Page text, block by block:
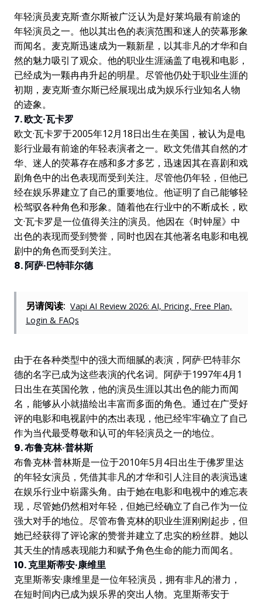
年轻演员麦克斯·查尔斯被广泛认为是好莱坞最有前途的
年轻演员之一。他以其出色的表演范围和迷人的荧幕形象
而闻名。麦克斯迅速成为一颗新星，以其非凡的才华和自
然的魅力吸引了观众。他的职业生涯涵盖了电视和电影，
已经成为一颗冉冉升起的明星。尽管他仍处于职业生涯的
初期，麦克斯·查尔斯已经展现出成为娱乐行业知名人物
的迹象。
7. 欧文·瓦卡罗
欧文·瓦卡罗于2005年12月18日出生在美国，被认为是电
影行业最有前途的年轻表演者之一。欧文凭借其自然的才
华、迷人的荧幕存在感和多才多艺，迅速因其在喜剧和戏
剧角色中的出色表现而受到关注。尽管他仍年轻，但他已
经在娱乐界建立了自己的重要地位。他证明了自己能够轻
松驾驭各种角色和形象。随着他在行业中的不断成长，欧
文·瓦卡罗是一位值得关注的演员。他因在《时钟屋》中
出色的表现而受到赞誉，同时也因在其他著名电影和电视
剧中的角色而受到关注。
8. 阿萨·巴特菲尔德
另请阅读: Vapi AI Review 2026: AI, Pricing, Free Plan,
Login & FAQs
由于在各种类型中的强大而细腻的表演，阿萨·巴特菲尔
德的名字已成为这些表演的代名词。阿萨于1997年4月1
日出生在英国伦敦，他的演员生涯以其出色的能力而闻
名，能够从小就描绘出丰富而多面的角色。通过在广受好
评的电影和电视剧中的杰出表现，他已经牢牢确立了自己
作为当代最受尊敬和认可的年轻演员之一的地位。
9. 布鲁克林·普林斯
布鲁克林·普林斯是一位于2010年5月4日出生于佛罗里达
的年轻女演员，凭借其非凡的才华和引人注目的表演迅速
在娱乐行业中崭露头角。由于她在电影和电视中的难忘表
现，尽管她仍然相对年轻，但她已经确立了自己作为一位
强大对手的地位。尽管布鲁克林的职业生涯刚刚起步，但
她已经获得了评论家的赞誉并建立了忠实的粉丝群。她以
其天生的情感表现能力和赋予角色生命的能力而闻名。
10. 克里斯蒂安·康维里
克里斯蒂安·康维里是一位年轻演员，拥有非凡的潜力，
在短时间内已成为娱乐界的突出人物。克里斯蒂安于